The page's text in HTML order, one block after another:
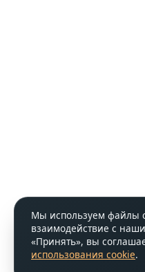
Мы используем файлы
взаимодействие с
«Принять», вы
использования cookie.